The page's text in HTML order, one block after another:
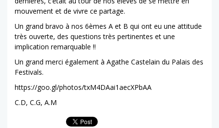
mouvement et de vivre ce partage.
Un grand bravo à nos 6èmes A et B qui ont eu une attitude
très ouverte, des questions très pertinentes et une
implication remarquable !!
Un grand merci également à Agathe Castelain du Palais des
Festivals.
https://goo.gl/photos/txM4DAai1aecXPbAA
C.D, C.G, A.M